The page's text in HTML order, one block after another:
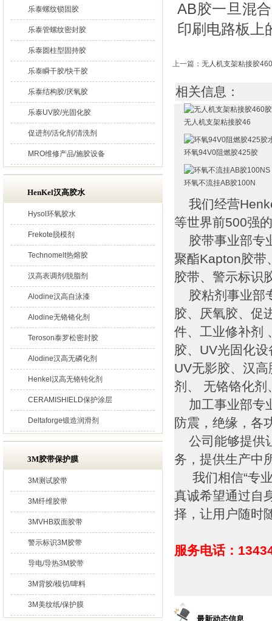
乐泰螺纹锁固胶
乐泰管螺纹密封胶
乐泰圆柱型固持胶
乐泰瞬干胶/快干胶
乐泰结构胶/厌氧胶
乐泰UV胶/光固化胶
促进剂/活化剂/清洗剂
MRO维修产品/施胶设备
HenKel汉高胶水
Hysol环氧胶水
Frekote脱模剂
Technomelt热熔胶
汉高表调剂/脱脂剂
Alodine汉高自泳漆
Alodine无铬铬化剂
Teroson泰罗松密封胶
Alodine汉高无磷化剂
Henkel汉高无铬钝化剂
CERAMISHIELD保护涂层
Deltaforge锻造润滑剂
3M胶带保护膜
3M测试胶带
3M纤维胶带
3MVHB双面胶带
警示标识3M胶带
导电/导热3M胶带
3M背胶/模切/啤料
3M美纹纸/保护膜
AB胶一旦混
印刷电路板上
上一篇 ： 无人机支架粘接胶
相关信息：
无人机支架粘接胶46
环氧94V0阻燃胶425胶
环氧不流挂AB胶100N
我们经营
等世界前500强
胶带事业部专
聚酯Kapton胶带
胶带、警示标识
胶粘剂事业部
胶、厌氧胶、促
件、工业修补剂
胶、UV光固化
UV无影胶、汉
剂、 无铬铬化剂
加工事业部专
防震，绝缘，各
公司能够提供
务，提供生产中
我们相信“专业
真诚希望通过自
择，让用户随时
服务电话：
最新动态信息